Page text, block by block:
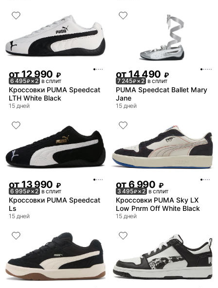
от12 990 ₽
6 495₽× 2 в сплит
Кроссовки PUMA Speedcat
LTH White Black
15 дней
от14 490 ₽
7 245₽× 2 в сплит
PUMA Speedcat Ballet Mary
Jane
15 дней
от13 990 ₽
6 995₽× 2 в сплит
Кроссовки PUMA Speedcat
Ls
15 дней
от6 990 ₽
3 495₽× 2 в сплит
Кроссовки PUMA Sky LX
Low Pnrm Off White Black
15 дней